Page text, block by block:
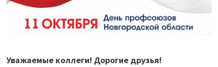
Уважаемые коллеги! Дорогие друзья!